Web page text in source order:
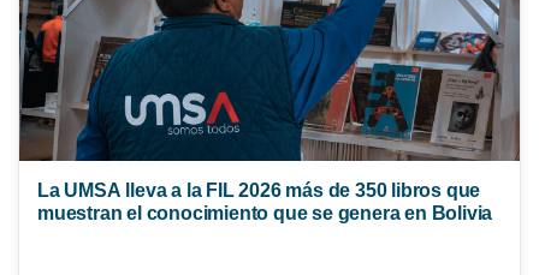
La UMSA lleva a la FIL 2026 más de 350 libros que
muestran el conocimiento que se genera en Bolivia